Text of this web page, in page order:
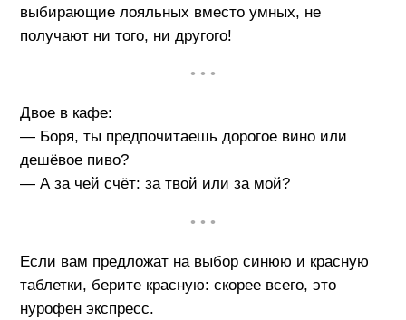
выбирающие лояльных вместо умных, не
получают ни того, ни другого!
• • •
Двое в кафе:
— Боря, ты предпочитаешь дорогое вино или
дешёвое пиво?
— А за чей счёт: за твой или за мой?
• • •
Если вам предложат на выбор синюю и красную
таблетки, берите красную: скорее всего, это
нурофен экспресс.